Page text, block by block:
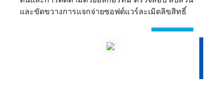
และขัดขวางการแจกจ่ายซอฟต์แวร์ละเมิดลิขสิทธิ์